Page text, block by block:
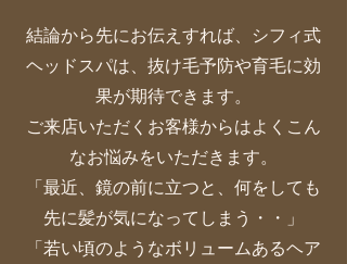
結論から先にお伝えすれば、シフィ式
ヘッドスパは、抜け毛予防や育毛に効
果が期待できます。
ご来店いただくお客様からはよくこん
なお悩みをいただきます。
「最近、鏡の前に立つと、何をしても
先に髪が気になってしまう・・」
「若い頃のようなボリュームあるヘア